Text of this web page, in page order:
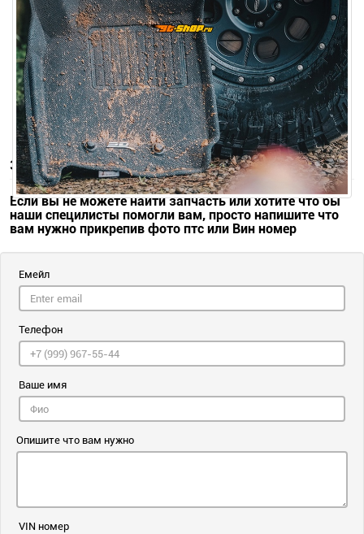
Запрос на запчасти
Если вы не можете найти запчасть или хотите что бы
наши специлисты помогли вам, просто напишите что
вам нужно прикрепив фото птс или Вин номер
Емейл
Телефон
Ваше имя
Опишите что вам нужно
VIN номер